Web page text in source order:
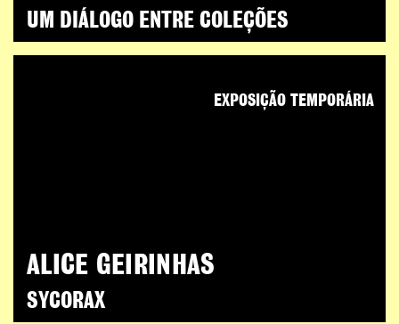
UM DIÁLOGO ENTRE COLEÇÕES
ALICE GEIRINHAS
SYCORAX
EXPOSIÇÃO TEMPORÁRIA